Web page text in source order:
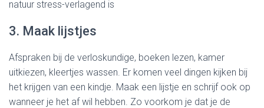
natuur stress-verlagend is
3. Maak lijstjes
Afspraken bij de verloskundige, boeken lezen, kamer
uitkiezen, kleertjes wassen. Er komen veel dingen kijken bij
het krijgen van een kindje. Maak een lijstje en schrijf ook op
wanneer je het af wil hebben. Zo voorkom je dat je de